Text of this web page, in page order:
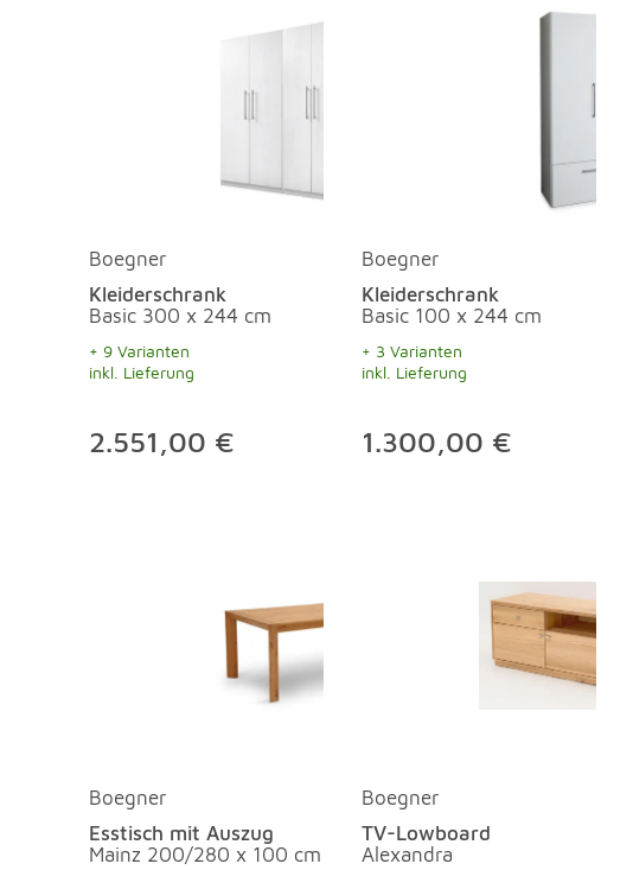
Boegner
Kleiderschrank
Basic 300 x 244 cm
+ 9 Varianten
inkl. Lieferung
2.551,00 €
Boegner
Kleiderschrank
Basic 100 x 244 cm
+ 3 Varianten
inkl. Lieferung
1.300,00 €
Boegner
Esstisch mit Auszug
Mainz 200/280 x 100 cm
Boegner
TV-Lowboard
Alexandra